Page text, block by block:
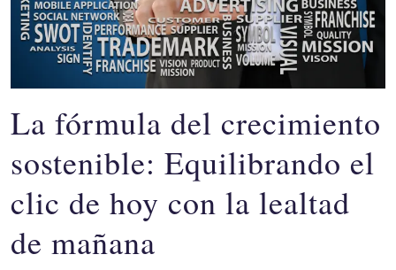
La fórmula del crecimiento
sostenible: Equilibrando el
clic de hoy con la lealtad
de mañana